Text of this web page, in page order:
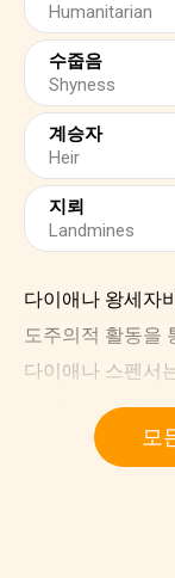
Humanitarian
수줍음
Shyness
계승자
Heir
지뢰
Landmines
다이애나 왕세자
도주의적 활동을
다이애나 스펜서
서 태어났습니다
를 계승하면서모